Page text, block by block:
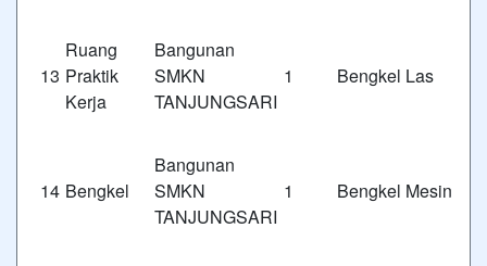
13
Ruang
Praktik
Kerja
Bangunan
SMKN 1
TANJUNGSARI
Bengkel Las
14 Bengkel
Bangunan
SMKN 1
TANJUNGSARI
Bengkel Mesin